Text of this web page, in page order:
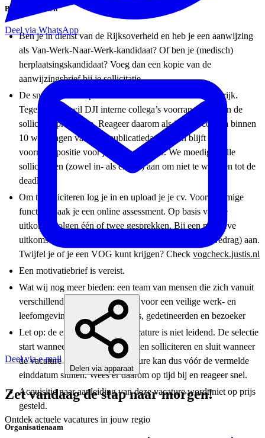
Bijzonderheden
Ben je in dienst van de Rijksoverheid en heb je een aanwijzing
als Van-Werk-Naar-Werk-kandidaat? Of ben je (medisch)
herplaatsingskandidaat? Voeg dan een kopie van de
aanwijzingsbrief bij je sollicitatie.
De snelheid in het proces behouden is voor DJI belangrijk.
Tegelijkertijd wil DJI interne collega’s voorrang geven in de
sollicitatieprocedure. Reageer daarom als interne collega binnen
10 werkdagen vanaf de publicatiedatum, dan blijft die
voorrangspositie voor jou gereserveerd. We moedigen alle
sollicitanten (zowel in- als extern) aan om niet te wachten tot de
deadline.
Om te solliciteren log je in en upload je je cv. Voor sommige
functies maak je een online assessment. Op basis van de
uitkomst volgen één of twee gesprekken. Bij een positieve
uitkomst vragen we een VOG (Verklaring Omtrent Gedrag) aan.
Twijfel je of je een VOG kunt krijgen? Check vogcheck.justis.nl
Een motivatiebrief is vereist.
Wat wij nog meer bieden: een team van mensen die zich vanuit
verschillende expertises inzetten voor een veilige werk- en
leefomgeving voor medewerkers, gedetineerden en bezoeker
Let op: de einddatum van de vacature is niet leidend. De selectie
start wanneer geschikte kandidaten solliciteren en sluit wanneer
de vacature is vervuld. De vacature kan dus vóór de vermelde
einddatum sluiten. Wees er daarom op tijd bij en reageer snel.
Acquisitie naar aanleiding van deze vacature wordt niet op prijs
gesteld.
Organisatienaam
Deel via WhatsApp
Deel via e-mail
Delen via apparaat
Zet vandaag de stap naar morgen!
Ontdek actuele vacatures in jouw regio